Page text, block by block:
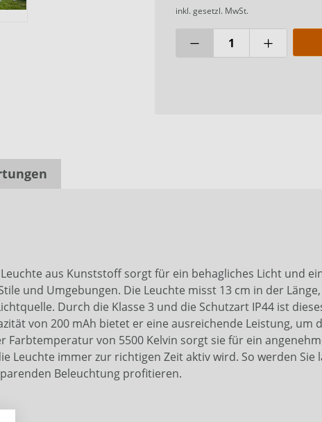
inkl. gesetzl. MwSt.
aus Kunststoff sorgt für ein behagliches Licht und
und Umgebungen. Die Leuchte misst 13 cm in der
Durch die Klasse 3 und die Schutzart IP44 ist
von 200 mAh bietet er eine ausreichende Leistung,
Farbtemperatur von 5500 Kelvin sorgt sie für ein
Leuchte immer zur richtigen Zeit aktiv wird. So werden Sie
Beleuchtung profitieren.